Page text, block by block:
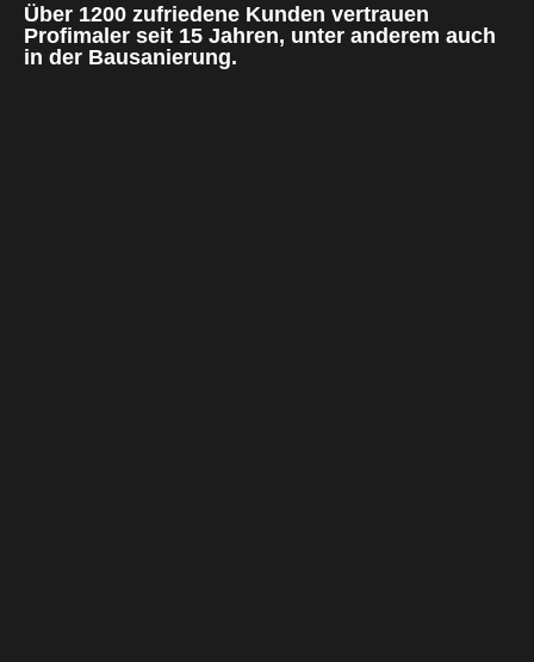
Über 1200 zufriedene Kunden vertrauen
Profimaler seit 15 Jahren, unter anderem auch
in der Bausanierung.